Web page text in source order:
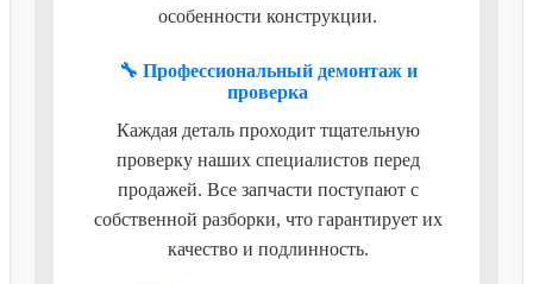
особенности конструкции.
🔧 Профессиональный демонтаж и
проверка
Каждая деталь проходит тщательную
проверку наших специалистов перед
продажей. Все запчасти поступают с
собственной разборки, что гарантирует их
качество и подлинность.